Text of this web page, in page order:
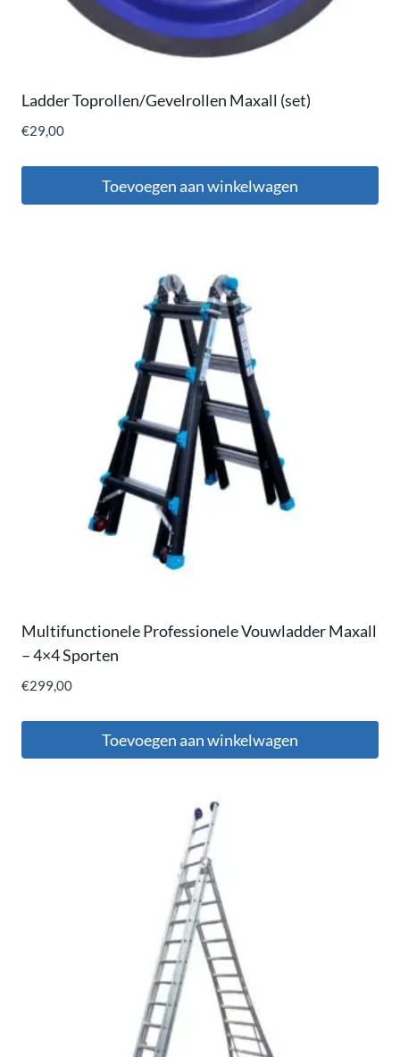
Ladder Toprollen/Gevelrollen Maxall (set)
€29,00
Toevoegen aan winkelwagen
Multifunctionele Professionele Vouwladder Maxall
– 4×4 Sporten
€299,00
Toevoegen aan winkelwagen